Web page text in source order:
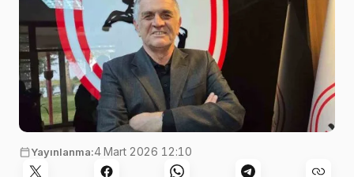
Yayınlanma:4 Mart 2026 12:10